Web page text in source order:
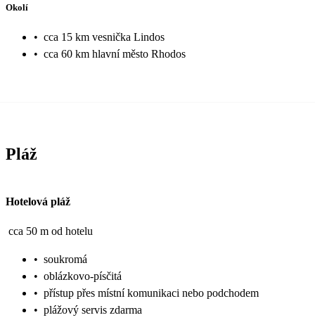
Okolí
• cca 15 km vesnička Lindos
• cca 60 km hlavní město Rhodos
Pláž
Hotelová pláž
cca 50 m od hotelu
• soukromá
• oblázkovo-písčitá
• přístup přes místní komunikaci nebo podchodem
• plážový servis zdarma